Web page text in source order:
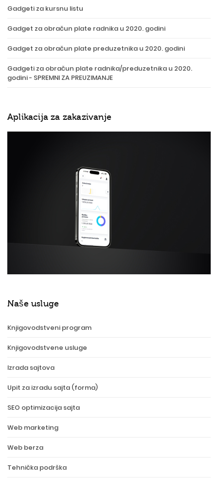
Gadgeti za kursnu listu
Gadget za obračun plate radnika u 2020. godini
Gadget za obračun plate preduzetnika u 2020. godini
Gadgeti za obračun plate radnika/preduzetnika u 2020.
godini - SPREMNI ZA PREUZIMANJE
Aplikacija za zakazivanje
Naše usluge
Knjigovodstveni program
Knjigovodstvene usluge
Izrada sajtova
Upit za izradu sajta (forma)
SEO optimizacija sajta
Web marketing
Web berza
Tehnička podrška